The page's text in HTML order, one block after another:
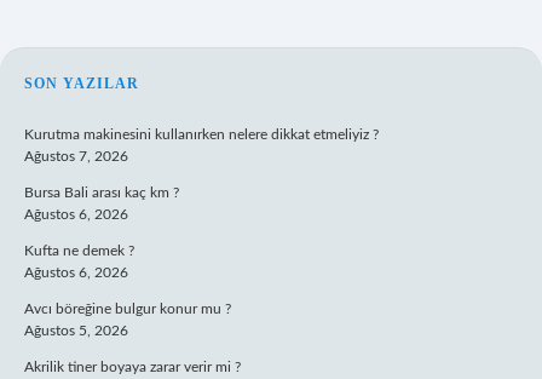
SIDEBAR
SON YAZILAR
Kurutma makinesini kullanırken nelere dikkat etmeliyiz ?
Ağustos 7, 2026
Bursa Bali arası kaç km ?
Ağustos 6, 2026
Kufta ne demek ?
Ağustos 6, 2026
Avcı böreğine bulgur konur mu ?
Ağustos 5, 2026
Akrilik tiner boyaya zarar verir mi ?